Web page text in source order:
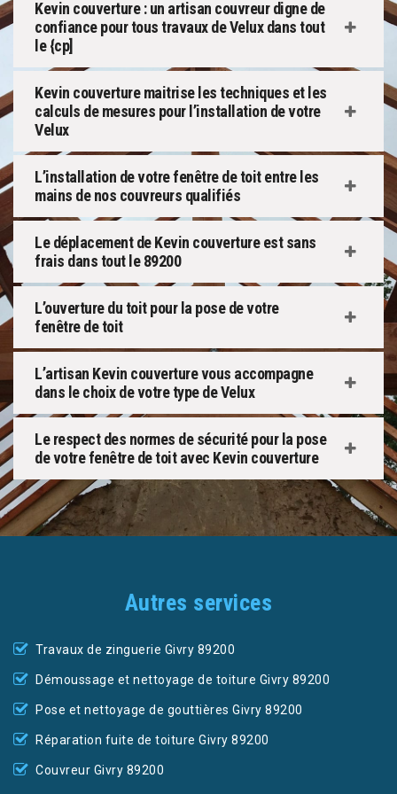
Kevin couverture : un artisan couvreur digne de
confiance pour tous travaux de Velux dans tout
le {cp]
Kevin couverture maitrise les techniques et les
calculs de mesures pour l’installation de votre
Velux
L’installation de votre fenêtre de toit entre les
mains de nos couvreurs qualifiés
Le déplacement de Kevin couverture est sans
frais dans tout le 89200
L’ouverture du toit pour la pose de votre
fenêtre de toit
L’artisan Kevin couverture vous accompagne
dans le choix de votre type de Velux
Le respect des normes de sécurité pour la pose
de votre fenêtre de toit avec Kevin couverture
Autres services
Travaux de zinguerie Givry 89200
Démoussage et nettoyage de toiture Givry 89200
Pose et nettoyage de gouttières Givry 89200
Réparation fuite de toiture Givry 89200
Couvreur Givry 89200